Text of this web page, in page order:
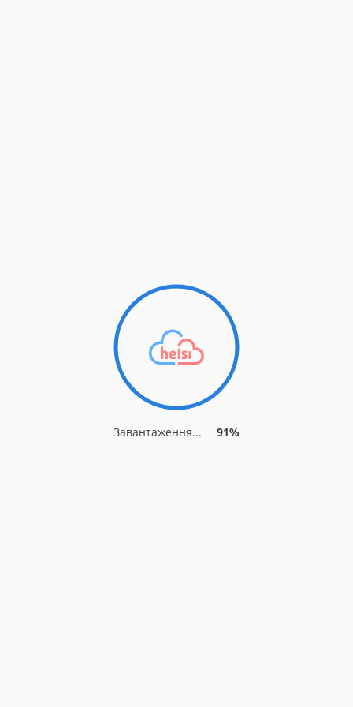
Завантаження... 91%